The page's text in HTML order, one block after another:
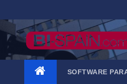
al
contenido
SOFTWARE